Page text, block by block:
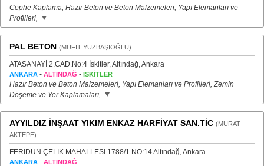
Cephe Kaplama, Hazır Beton ve Beton Malzemeleri, Yapı Elemanları ve
Profilleri,
PAL BETON (MÜFİT YÜZBAŞIOĞLU)
ATASANAYİ 2.CAD.No:4 İskitler, Altındağ, Ankara
ANKARA - ALTINDAĞ - İSKİTLER
Hazır Beton ve Beton Malzemeleri, Yapı Elemanları ve Profilleri, Zemin
Döşeme ve Yer Kaplamaları,
AYYILDIZ İNŞAAT YIKIM ENKAZ HARFİYAT SAN.TİC (MURAT
AKTEPE)
FERİDUN ÇELİK MAHALLESİ 1788/1 NO:14 Altındağ, Ankara
ANKARA - ALTINDAĞ